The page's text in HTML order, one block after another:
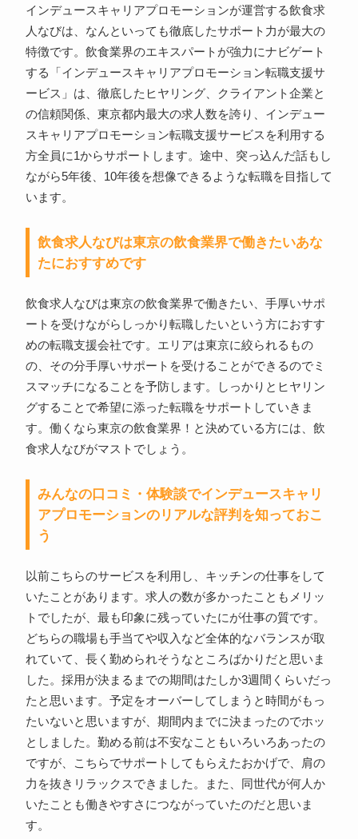
インデュースキャリアプロモーションが運営する飲食求
人なびは、なんといっても徹底したサポート力が最大の
特徴です。飲食業界のエキスパートが強力にナビゲート
する「インデュースキャリアプロモーション転職支援サ
ービス」は、徹底したヒヤリング、クライアント企業と
の信頼関係、東京都内最大の求人数を誇り、インデュー
スキャリアプロモーション転職支援サービスを利用する
方全員に1からサポートします。途中、突っ込んだ話もし
ながら5年後、10年後を想像できるような転職を目指して
います。
飲食求人なびは東京の飲食業界で働きたいあな
たにおすすめです
飲食求人なびは東京の飲食業界で働きたい、手厚いサポ
ートを受けながらしっかり転職したいという方におすす
めの転職支援会社です。エリアは東京に絞られるもの
の、その分手厚いサポートを受けることができるのでミ
スマッチになることを予防します。しっかりとヒヤリン
グすることで希望に添った転職をサポートしていきま
す。働くなら東京の飲食業界！と決めている方には、飲
食求人なびがマストでしょう。
みんなの口コミ・体験談でインデュースキャリ
アプロモーションのリアルな評判を知っておこ
う
以前こちらのサービスを利用し、キッチンの仕事をして
いたことがあります。求人の数が多かったこともメリッ
トでしたが、最も印象に残っていたにが仕事の質です。
どちらの職場も手当てや収入など全体的なバランスが取
れていて、長く勤められそうなところばかりだと思いま
した。採用が決まるまでの期間はたしか3週間くらいだっ
たと思います。予定をオーバーしてしまうと時間がもっ
たいないと思いますが、期間内までに決まったのでホッ
としました。勤める前は不安なこともいろいろあったの
ですが、こちらでサポートしてもらえたおかげで、肩の
力を抜きリラックスできました。また、同世代が何人か
いたことも働きやすさにつながっていたのだと思いま
す。